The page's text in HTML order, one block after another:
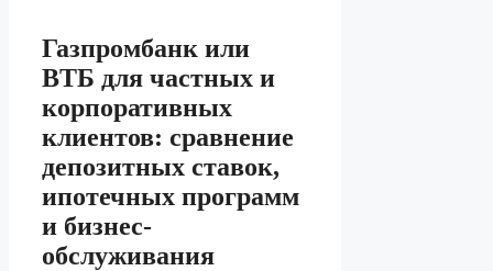
Газпромбанк или
ВТБ для частных и
корпоративных
клиентов: сравнение
депозитных ставок,
ипотечных программ
и бизнес-
обслуживания